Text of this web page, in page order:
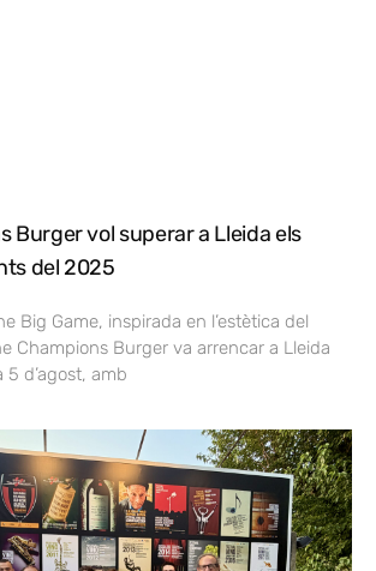
Burger vol superar a Lleida els
del 2025
Big Game, inspirada en l’estètica del
Champions Burger va arrencar a Lleida
d’agost, amb